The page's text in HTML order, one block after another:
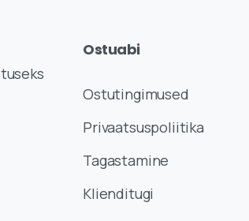
Ostuabi
Ostutingimused
Privaatsuspoliitika
Tagastamine
Klienditugi